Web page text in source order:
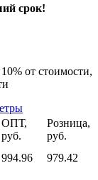
срок!
от стоимости,
ОПТ,
руб.
Розница,
руб.
994.96
979.42